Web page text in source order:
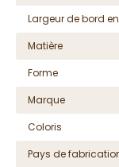
Largeur de bord
Matière
Forme
Marque
Coloris
Pays de